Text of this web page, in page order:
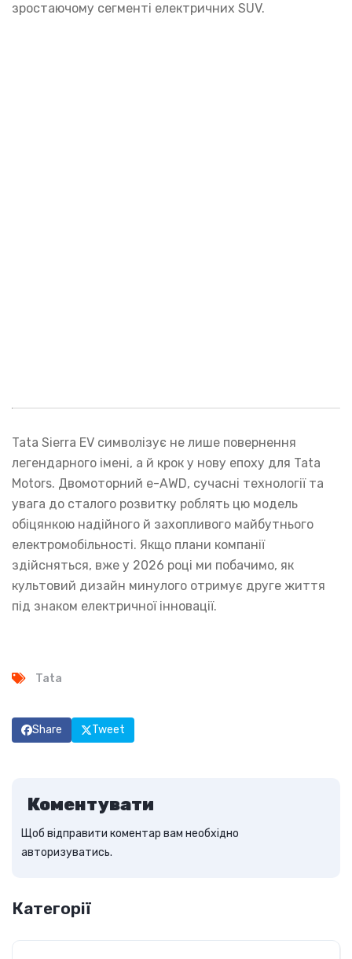
зростаючому сегменті електричних SUV.
Tata Sierra EV символізує не лише повернення
легендарного імені, а й крок у нову епоху для Tata
Motors. Двомоторний e-AWD, сучасні технології та
увага до сталого розвитку роблять цю модель
обіцянкою надійного й захопливого майбутнього
електромобільності. Якщо плани компанії
здійсняться, вже у 2026 році ми побачимо, як
культовий дизайн минулого отримує друге життя
під знаком електричної інновації.
Tata
Share Tweet
Коментувати
Щоб відправити коментар вам необхідно
авторизуватись.
Категорії